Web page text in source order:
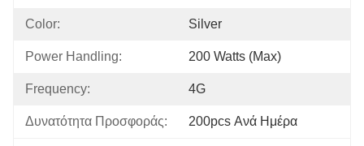
Color: Silver
Power Handling: 200 Watts (max)
Frequency: 4G
Δυνατότητα Προσφοράς: 200pcs Ανά Ημέρα